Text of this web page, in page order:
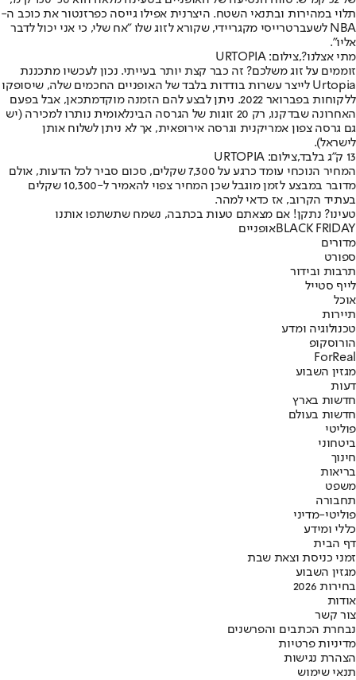
תלוי במהירות ובתנאי השטח. היצרנית אפילו גייסה כפרזנטור את כוכב ה-
NBA לשעבר
טרייסי מקגריידי, שקורא לזוג שלו "אח שלי, כי אני יכול לדבר
אליו".
מתי אצלנו?,צילום: URTOPIA
זוממים על זוג משלכם? זה כבר קצת יותר בעייתי. נכון לעכשיו מתכננת
Urtopia לייצר עשרות בודדות בלבד של האופניים החכמים שלה, שיסופקו
ללקוחות בפברואר 2022. ניתן לבצע להם הזמנה מוקדמת
כאן, אבל בפעם
האחרונה שבדקנו, רק 20 זוגות של הגרסה הבינלאומית נותרו למכירה (יש
גם גרסה צפון אמריקנית וגרסה אירופאית, אך לא ניתן לשלוח אותן
לישראל).
13 ק"ג בלבד,צילום: URTOPIA
המחיר הנוכחי עומד כרגע על 7,300 שקלים, סכום סביר לכל הדעות, אולם
מדובר במבצע לזמן מוגבל שכן המחיר צפוי להאמיר ל-10,300 שקלים
בעתיד הקרוב, אז כדאי למהר.
טעינו? נתקן! אם מצאתם טעות בכתבה, נשמח שתשתפו אותנו
BLACK FRIDAYאופניים
מדורים
ספורט
תרבות ובידור
לייף סטייל
אוכל
תיירות
טכנולוגיה ומדע
הורוסקופ
ForReal
מגזין השבוע
דעות
חדשות בארץ
חדשות בעולם
פוליטי
ביטחוני
חינוך
בריאות
משפט
תחבורה
פוליטי-מדיני
כללי ומידע
דף הבית
זמני כניסת וצאת שבת
מגזין השבוע
בחירות 2026
אודות
צור קשר
נבחרת הכתבים והפרשנים
מדיניות פרטיות
הצהרת נגישות
תנאי שימוש